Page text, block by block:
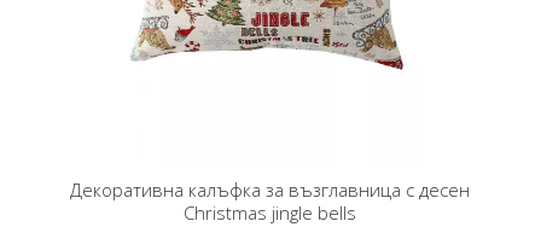
Декоративна калъфка за възглавница с десен
Christmas jingle bells